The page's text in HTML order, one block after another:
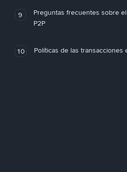
9
Preguntas frecuentes sobre
P2P
10 Políticas de las transacciones